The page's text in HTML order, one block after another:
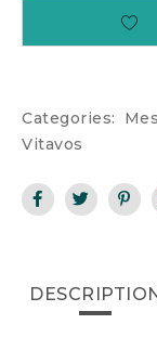
Categories:
Vitavos